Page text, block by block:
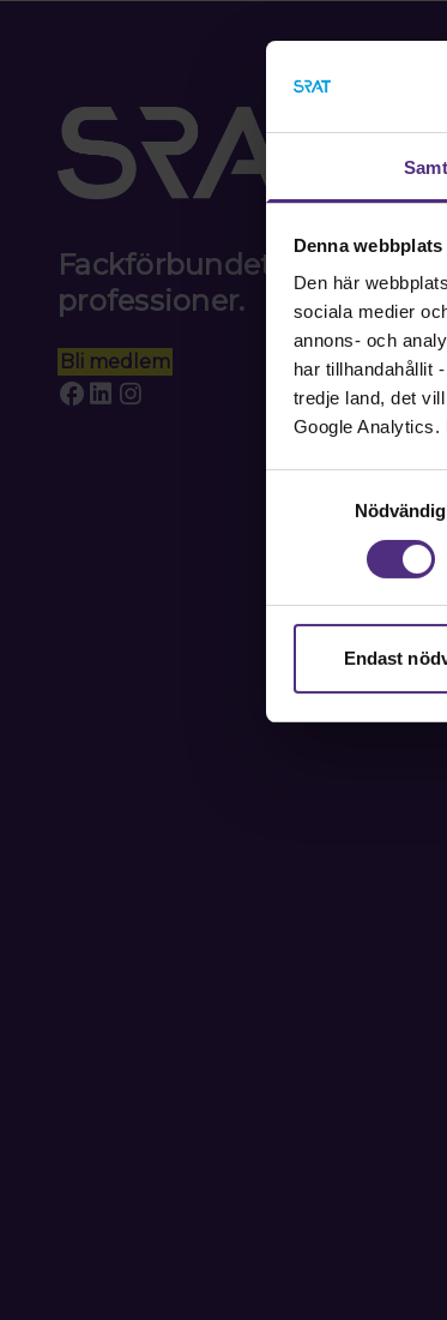
Denna
Den här
sociala medier
annons- och
har tillhandahållit
tredje land, det
Google
Nödvändig
Endast
Fackförbundet för
professioner.
Bli medlem